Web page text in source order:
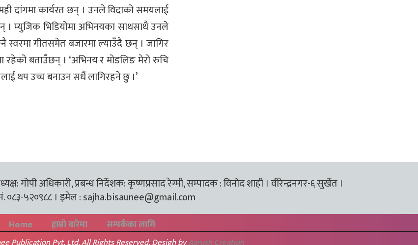
दांगमा कार्यरत छन् । उनले विदाको समयलाई
। म्युजिक भिडियोमा अभिनयका साथसाथै उनले
स्वरमा गीतसमेत बजारमा ल्याउँदै छन् । जागिर
रहेको बताउँछन् । ‘अभिनय र मोडलिङ मेरो रुचि
थप उच्च बनाउन सधैं लागिरहने छु ।’
गोपी अधिकारी, प्रबन्ध निर्देशक: कृष्णप्रसाद रेग्मी, सम्पादक : विनोद शाही । वीरेन्द्रनगर-६ सुर्खेत ।
०८३-५२०९८८ । इमेल :sajha.bisaunee@gmail.com
Home हाम्रो बारेमा सम्पर्कका लागि